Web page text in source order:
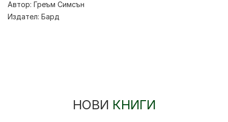
Автор: Греъм Симсън
Издател: Бард
НОВИ КНИГИ